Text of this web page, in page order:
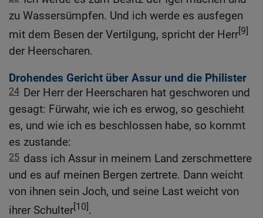
zu Wassersümpfen. Und ich werde es ausfegen
mit dem Besen der Vertilgung, spricht der Herr[9]
der Heerscharen.
Drohendes Gericht über Assur und die Philister
24 Der Herr der Heerscharen hat geschworen und
gesagt: Fürwahr, wie ich es erwog, so geschieht
es, und wie ich es beschlossen habe, so kommt
es zustande:
25 dass ich Assur in meinem Land zerschmettere
und es auf meinen Bergen zertrete. Dann weicht
von ihnen sein Joch, und seine Last weicht von
ihrer Schulter[10].